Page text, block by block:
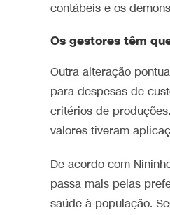
contábeis e os
Os gestores têm
Outra alteração
para despesas de
critérios de
valores tiveram
De acordo com
passa mais pelas
saúde à população.